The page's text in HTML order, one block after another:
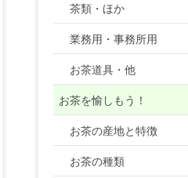
茶類・ほか
業務用・事務所用
お茶道具・他
お茶を愉しもう！
お茶の産地と特徴
お茶の種類